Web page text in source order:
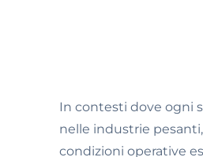
In contesti dove ogni
nelle industrie
condizioni operative